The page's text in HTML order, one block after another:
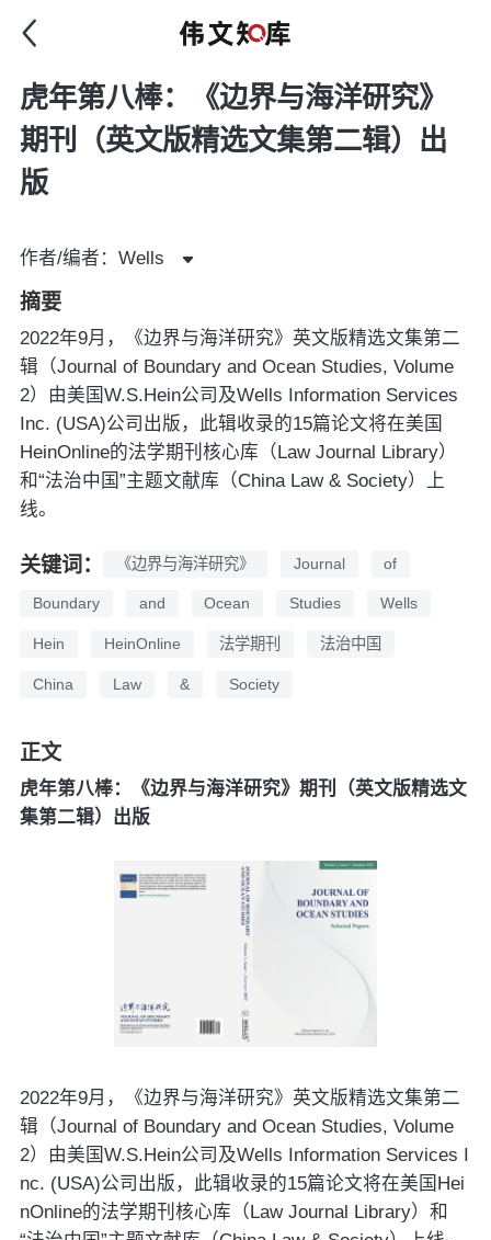
虎年第八棒：《边界与海洋研究》
期刊（英文版精选文集第二辑）出
版
作者/编者：Wells
摘要
2022年9月，《边界与海洋研究》英文版精选文集第二
辑（Journal of Boundary and Ocean Studies, Volume
2）由美国W.S.Hein公司及Wells Information Services
Inc. (USA)公司出版，此辑收录的15篇论文将在美国
HeinOnline的法学期刊核心库（Law Journal Library）
和“法治中国”主题文献库（China Law & Society）上
线。
关键词： 《边界与海洋研究》 Journal of
Boundary and Ocean Studies Wells
Hein HeinOnline 法学期刊 法治中国
China Law & Society
正文
虎年第八棒：《边界与海洋研究》期刊（英文版精选文
集第二辑）出版
2022年9月，《边界与海洋研究》英文版精选文集第二
辑（Journal of Boundary and Ocean Studies, Volume
2）由美国W.S.Hein公司及Wells Information Services I
nc. (USA)公司出版，此辑收录的15篇论文将在美国Hei
nOnline的法学期刊核心库（Law Journal Library）和